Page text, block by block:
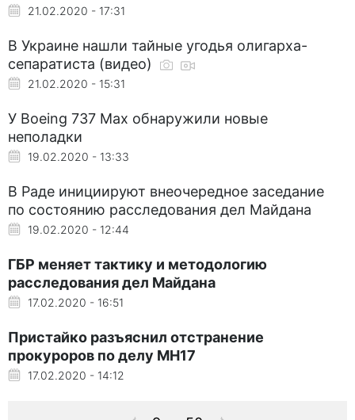
21.02.2020 - 17:31
В Украине нашли тайные угодья олигарха-
сепаратиста (видео)
21.02.2020 - 15:31
У Boeing 737 Max обнаружили новые
неполадки
19.02.2020 - 13:33
В Раде инициируют внеочередное заседание
по состоянию расследования дел Майдана
19.02.2020 - 12:44
ГБР меняет тактику и методологию
расследования дел Майдана
17.02.2020 - 16:51
Пристайко разъяснил отстранение
прокуроров по делу МН17
17.02.2020 - 14:12